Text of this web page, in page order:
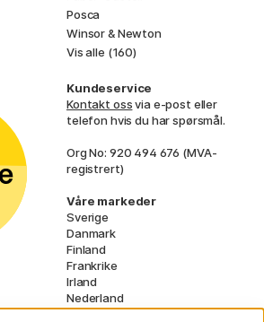
Posca
Winsor & Newton
Vis alle (160)
Kundeservice
Kontakt ossvia e-post eller
telefon hvis du har spørsmål.
Org No: 920 494 676 (MVA-
registrert)
Våre markeder
Sverige
Danmark
Finland
Frankrike
Irland
Nederland
Tyskland